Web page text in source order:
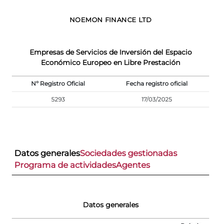
NOEMON FINANCE LTD
Empresas de Servicios de Inversión del Espacio
Económico Europeo en Libre Prestación
Nº Registro Oficial Fecha registro oficial
5293 17/03/2025
Datos generalesSociedades gestionadas
Programa de actividadesAgentes
Datos generales